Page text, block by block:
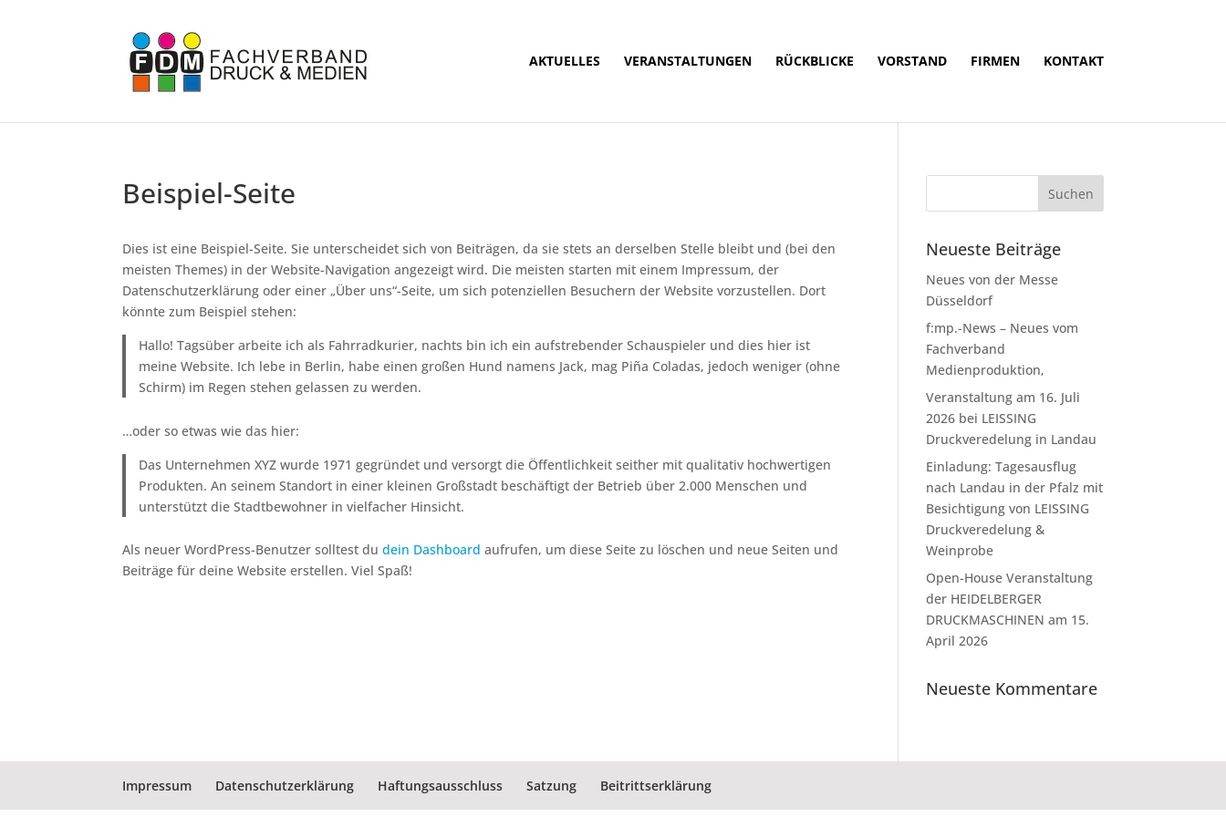
AKTUELLES VERANSTALTUNGEN RÜCKBLICKE VORSTAND FIRMEN KONTAKT
Beispiel-Seite
Dies ist eine Beispiel-Seite. Sie unterscheidet sich von Beiträgen, da sie stets an derselben Stelle bleibt und (bei den
meisten Themes) in der Website-Navigation angezeigt wird. Die meisten starten mit einem Impressum, der
Datenschutzerklärung oder einer „Über uns“-Seite, um sich potenziellen Besuchern der Website vorzustellen. Dort
könnte zum Beispiel stehen:
Hallo! Tagsüber arbeite ich als Fahrradkurier, nachts bin ich ein aufstrebender Schauspieler und dies hier ist
meine Website. Ich lebe in Berlin, habe einen großen Hund namens Jack, mag Piña Coladas, jedoch weniger (ohne
Schirm) im Regen stehen gelassen zu werden.
…oder so etwas wie das hier:
Das Unternehmen XYZ wurde 1971 gegründet und versorgt die Öffentlichkeit seither mit qualitativ hochwertigen
Produkten. An seinem Standort in einer kleinen Großstadt beschäftigt der Betrieb über 2.000 Menschen und
unterstützt die Stadtbewohner in vielfacher Hinsicht.
Als neuer WordPress-Benutzer solltest dudein Dashboard aufrufen, um diese Seite zu löschen und neue Seiten und
Beiträge für deine Website erstellen. Viel Spaß!
Neueste Beiträge
Neues von der Messe
Düsseldorf
f:mp.-News – Neues vom
Fachverband
Medienproduktion,
Veranstaltung am 16. Juli
2026 bei LEISSING
Druckveredelung in Landau
Einladung: Tagesausflug
nach Landau in der Pfalz mit
Besichtigung von LEISSING
Druckveredelung &
Weinprobe
Open-House Veranstaltung
der HEIDELBERGER
DRUCKMASCHINEN am 15.
April 2026
Neueste Kommentare
Impressum Datenschutzerklärung Haftungsausschluss Satzung Beitrittserklärung